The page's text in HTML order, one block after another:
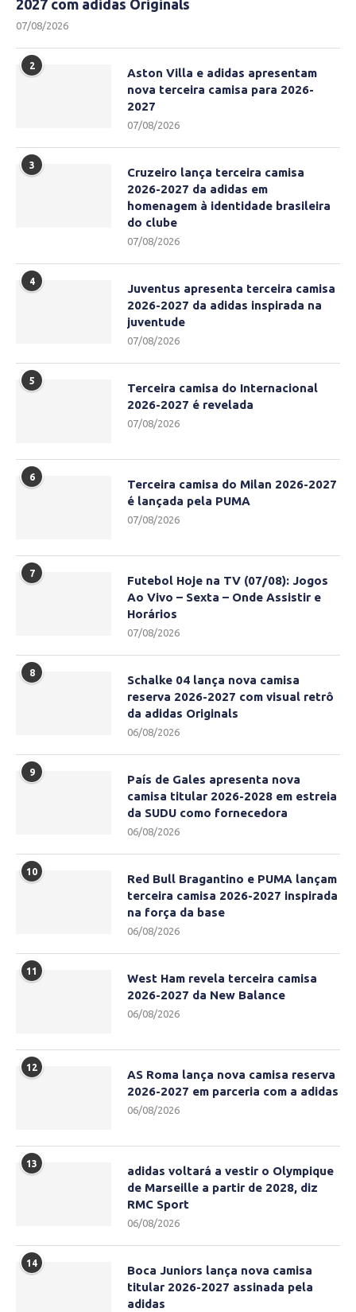
2027 com adidas Originals
07/08/2026
2
Aston Villa e adidas apresentam
nova terceira camisa para 2026-
2027
07/08/2026
3
Cruzeiro lança terceira camisa
2026-2027 da adidas em
homenagem à identidade brasileira
do clube
07/08/2026
4
Juventus apresenta terceira camisa
2026-2027 da adidas inspirada na
juventude
07/08/2026
5
Terceira camisa do Internacional
2026-2027 é revelada
07/08/2026
6
Terceira camisa do Milan 2026-2027
é lançada pela PUMA
07/08/2026
7
Futebol Hoje na TV (07/08): Jogos
Ao Vivo – Sexta – Onde Assistir e
Horários
07/08/2026
8
Schalke 04 lança nova camisa
reserva 2026-2027 com visual retrô
da adidas Originals
06/08/2026
9
País de Gales apresenta nova
camisa titular 2026-2028 em estreia
da SUDU como fornecedora
06/08/2026
10
Red Bull Bragantino e PUMA lançam
terceira camisa 2026-2027 inspirada
na força da base
06/08/2026
11
West Ham revela terceira camisa
2026-2027 da New Balance
06/08/2026
12
AS Roma lança nova camisa reserva
2026-2027 em parceria com a adidas
06/08/2026
13
adidas voltará a vestir o Olympique
de Marseille a partir de 2028, diz
RMC Sport
06/08/2026
14
Boca Juniors lança nova camisa
titular 2026-2027 assinada pela
adidas